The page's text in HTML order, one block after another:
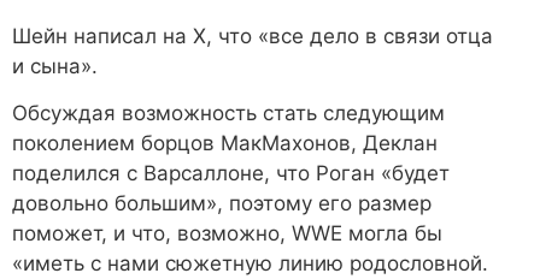
Шейн написал на X, что «все дело в связи отца
и сына».
Обсуждая возможность стать следующим
поколением борцов МакМахонов, Деклан
поделился с Варсаллоне, что Роган «будет
довольно большим», поэтому его размер
поможет, и что, возможно, WWE могла бы
«иметь с нами сюжетную линию родословной.